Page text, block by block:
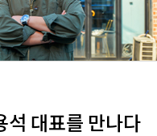
대표를 만나다